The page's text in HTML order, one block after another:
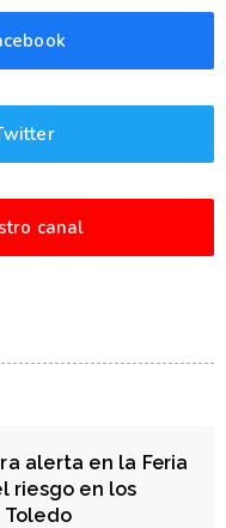
canal
alerta en la Feria
riesgo en los
Toledo